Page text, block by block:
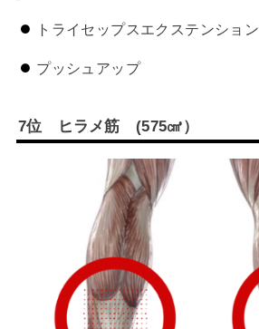
トライセップスエクステンション
プッシュアップ
7位 ヒラメ筋(575㎤）